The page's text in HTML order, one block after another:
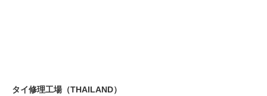
タイ修理工場（THAILAND）